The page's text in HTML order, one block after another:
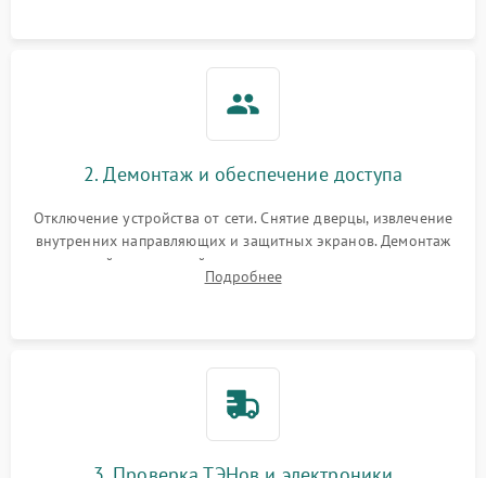
2. Демонтаж и обеспечение доступа
Отключение устройства от сети. Снятие дверцы, извлечение
внутренних направляющих и защитных экранов. Демонтаж
задней или верхней панели для прямого доступа к
нагревательным элементам, плате и вентиляторам.
Подробнее